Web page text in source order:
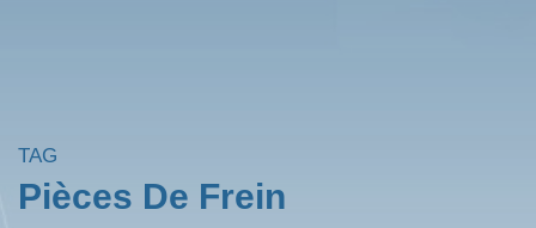
TAG
Pièces De Frein